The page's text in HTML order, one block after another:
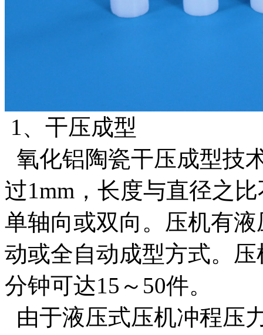
1、干压成型
氧化铝陶瓷干压成型技
过1mm，长度与直径之
单轴向或双向。压机有
动或全自动成型方式。
分钟可达15～50件。
由于液压式压机冲程压